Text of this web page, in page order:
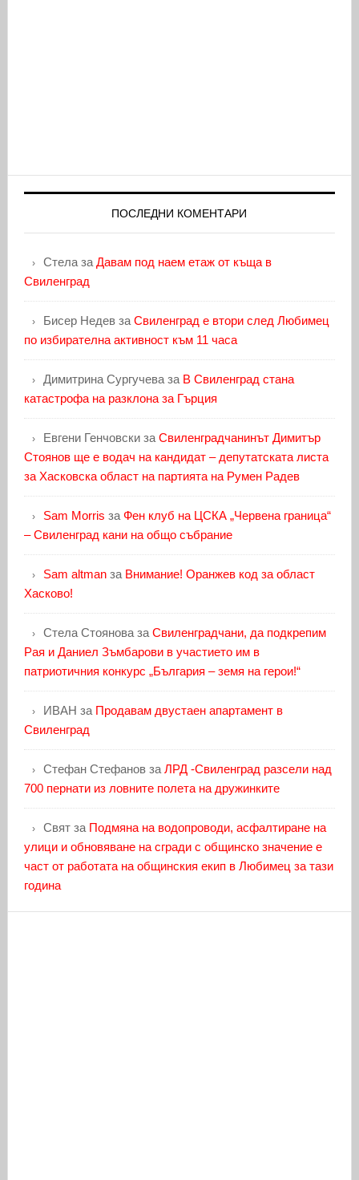
ПОСЛЕДНИ КОМЕНТАРИ
СтелазаДавам под наем етаж от къща в
Свиленград
Бисер НедевзаСвиленград е втори след Любимец
по избирателна активност към 11 часа
Димитрина Сургучеваза В Свиленград стана
катастрофа на разклона за Гърция
Евгени ГенчовскизаСвиленградчанинът Димитър
Стоянов ще е водач на кандидат – депутатската листа
за Хасковска област на партията на Румен Радев
Sam Morris заФен клуб на ЦСКА „Червена граница“
– Свиленград кани на общо събрание
Sam altmanза Внимание! Оранжев код за област
Хасково!
Стела СтояновазаСвиленградчани, да подкрепим
Рая и Даниел Зъмбарови в участието им в
патриотичния конкурс „България – земя на герои!“
ИВАН за Продавам двустаен апартамент в
Свиленград
Стефан СтефановзаЛРД -Свиленград разсели над
700 пернати из ловните полета на дружинките
Святза Подмяна на водопроводи, асфалтиране на
улици и обновяване на сгради с общинско значение е
част от работата на общинския екип в Любимец за тази
година